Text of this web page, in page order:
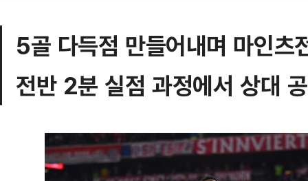
5골 다득점 만들어내며 마인츠
전반 2분 실점 과정에서 상대